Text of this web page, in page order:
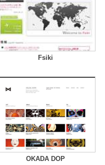
Fsiki
OKADA DOP